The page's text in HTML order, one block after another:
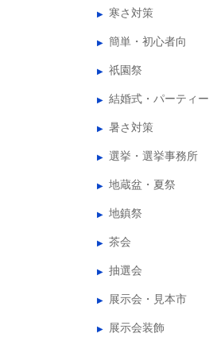
寒さ対策
簡単・初心者向
祇園祭
結婚式・パーティー
暑さ対策
選挙・選挙事務所
地蔵盆・夏祭
地鎮祭
茶会
抽選会
展示会・見本市
展示会装飾